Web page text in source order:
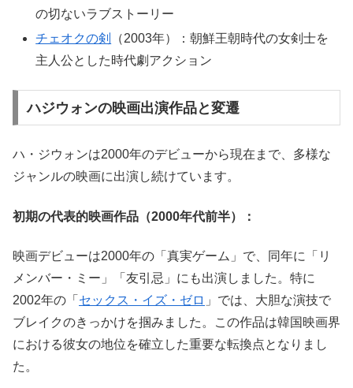
の切ないラブストーリー
チェオクの剣
（2003年）：朝鮮王朝時代の女剣士を
主人公とした時代劇アクション
ハジウォンの映画出演作品と変遷
ハ・ジウォンは2000年のデビューから現在まで、多様な
ジャンルの映画に出演し続けています。
初期の代表的映画作品（2000年代前半）：
映画デビューは2000年の「真実ゲーム」で、同年に「リ
メンバー・ミー」「友引忌」にも出演しました。特に
2002年の「 セックス・イズ・ゼロ 」では、大胆な演技で
ブレイクのきっかけを掴みました。この作品は韓国映画界
における彼女の地位を確立した重要な転換点となりまし
た。